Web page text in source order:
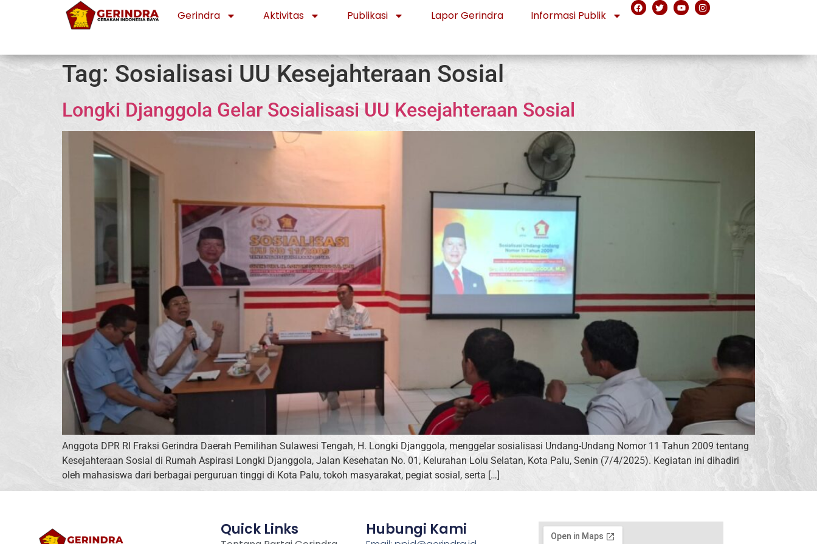
Gerindra Aktivitas Publikasi Lapor Gerindra Informasi Publik
Tag: Sosialisasi UU Kesejahteraan Sosial
Longki Djanggola Gelar Sosialisasi UU Kesejahteraan Sosial
Anggota DPR RI Fraksi Gerindra Daerah Pemilihan Sulawesi Tengah, H. Longki Djanggola, menggelar sosialisasi Undang-Undang Nomor 11 Tahun 2009 tentang
Kesejahteraan Sosial di Rumah Aspirasi Longki Djanggola, Jalan Kesehatan No. 01, Kelurahan Lolu Selatan, Kota Palu, Senin (7/4/2025). Kegiatan ini dihadiri
oleh mahasiswa dari berbagai perguruan tinggi di Kota Palu, tokoh masyarakat, pegiat sosial, serta […]
Quick Links Hubungi Kami